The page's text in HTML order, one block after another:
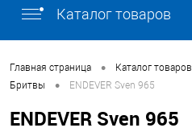
Каталог товаров
Главная страница • Каталог товаров
Бритвы • ENDEVER Sven 965
ENDEVER Sven 965